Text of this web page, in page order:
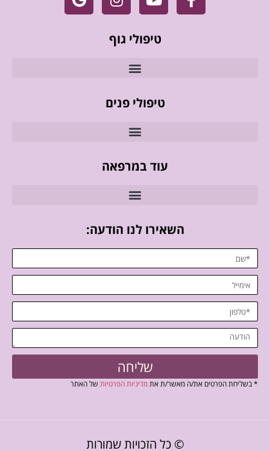
טיפולי גוף
טיפולי פנים
עוד במרפאה
השאירו לנו הודעה:
שליחה
* בשליחת הפרטים את/ה מאשר/ת אתמדיניות הפרטיות של האתר
© כל הזכויות שמורות